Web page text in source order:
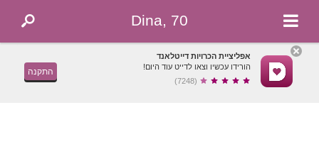
Dina, 70
אפליציית הכרויות דייטלאנד
הורידו עכשיו וצאו לדייט עוד היום!
(7248)
התקנה